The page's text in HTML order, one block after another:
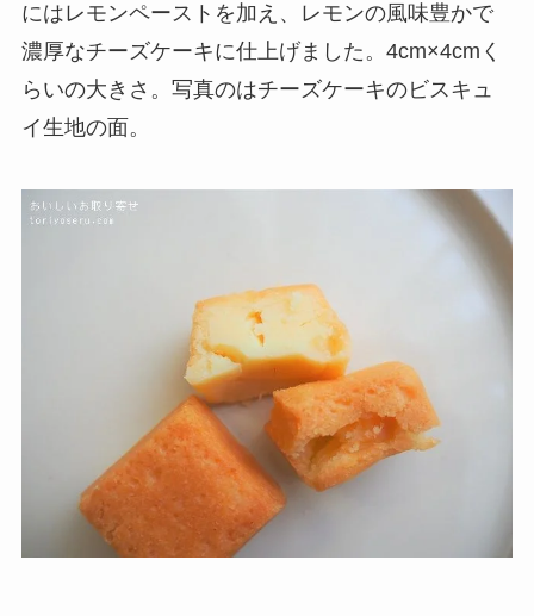
にはレモンペーストを加え、レモンの風味豊かで
濃厚なチーズケーキに仕上げました。4cm×4cmく
らいの大きさ。写真のはチーズケーキのビスキュ
イ生地の面。